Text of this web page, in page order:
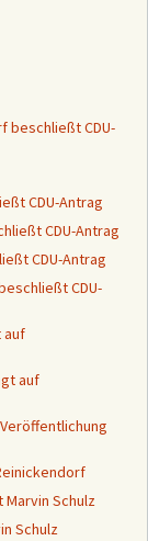
beschließt CDU-
CDU-Antrag
CDU-Antrag
CDU-Antrag
CDU-
auf
auf
Marvin Schulz
Schulz